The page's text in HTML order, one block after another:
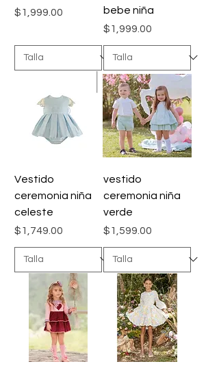
Precio
$1,999.00
bebe niña
Precio
$1,999.00
Vestido
ceremonia niña
celeste
Precio
$1,749.00
vestido
ceremonia niña
verde
Precio
$1,599.00